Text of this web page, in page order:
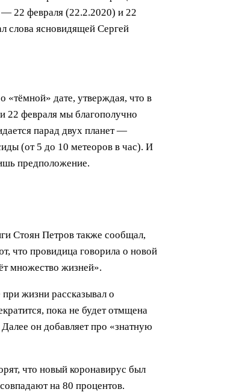
— 22 февраля (22.2.2020) и 22
слова ясновидящей Сергей
«тёмной» дате, утверждая, что в
22 февраля мы благополучно
парад двух планет —
(от 5 до 10 метеоров в час). И
предположение.
Стоян Петров также сообщал,
что провидица говорила о новой
множество жизней».
жизни рассказывал о
пока не будет отмщена
он добавляет про «знатную
что новый коронавирус был
на 80 процентов.